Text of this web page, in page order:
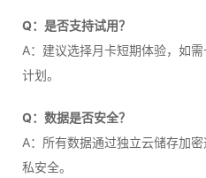
Q：是否支持试用？
A：建议选择月卡短期体验，如
计划。
Q：数据是否安全？
A：所有数据通过独立云储存加
私安全。